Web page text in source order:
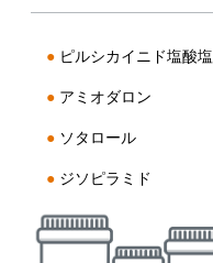
● ピルシカイニド塩酸塩
● アミオダロン
● ソタロール
● ジソピラミド